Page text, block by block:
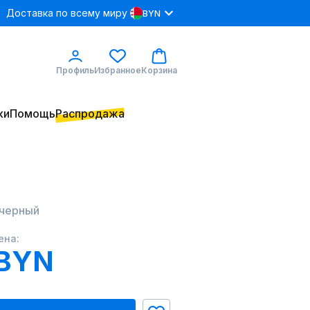
Доставка по всему миру BYN
ПрофильИзбранноеКорзина
ПомощьРаспродажа